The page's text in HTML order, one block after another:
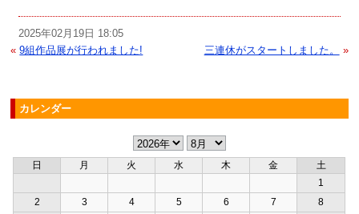
2025年02月19日 18:05
« 9組作品展が行われました! 三連休がスタートしました。 »
カレンダー
日 月 火 水 木 金
土
1
2
3 4 5 6 7
8